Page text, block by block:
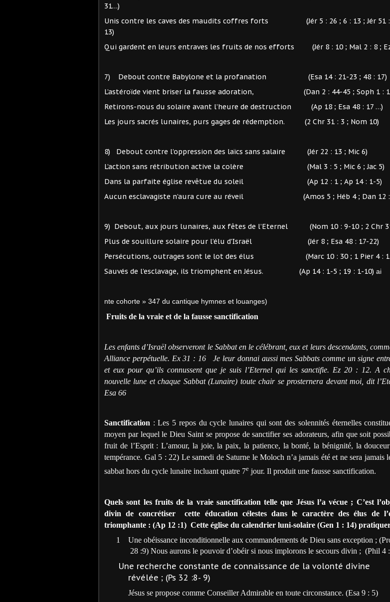
31…)
Unis contre les caves des maudits coffres forts (Jér 5 : 26 ; 6 : 13 ; Jér 51 :
13)
Qui gardent en leurs entraves les fruits de nos efforts (Jér 8 : 10 ; Mal 2 : 8 ;
7) Debout contre Babylone et la profanation (Esa 14 : 21-23 ; 48 : 17)
L’astéroïde vient briser la fausse adoration, (Dan 2 : 44-45 ; Soph 1 :
Retirons-nous du solaire avant l’heure de destruction (Ap 18 ; Esa 48 : 17 …)
Les jours sacrés lunaires, purs gages de rédemption. (2 Chr 31 : 3 ; Nom 10)
8) Debout contre l’oppression des laïcs sans salaire (Jér 22 : 13 ; Mic 6)
L’action sans rétribution active la colère (Mal 3 : 5 ; Mic 6 ; Jac 5)
Dans la parfaite église revêtue du soleil (Ap 12 : 1 ; Ap 14 : 1-5)
Aucun esclavagiste n’aura cure au réveil (Amos 5 ; Héb 4 ; Dan 12 :
9) Debout, aux jours lunaires, aux fêtes de l’Eternel (Nom 10 : 9-10 ; 2 Chr
Plus de souillure solaire pour l’élu d’Israël (Jér 8 ; Esa 48 : 17-22)
Persécutions, outrages sont le lot des élus (Marc 10 : 30 ; 1 Pier 4 :
Sauvés de l’esclavage, ils triomphent en Jésus. (Ap 14 : 1-5 ; 19 : 1-10) ai
nte cohorte » 347 du cantique hymnes et louanges)
Fruits de la vraie et de la fausse sanctification
Les enfants d’Israël observeront le Sabbat en le célébrant, eux et leurs descendants,
Alliance perpétuelle. Ex 31 : 16
Je leur donnai aussi mes Sabbats comme un signe
et eux pour qu’ils connussent que je suis l’Eternel qui les sanctifie. Ez 20 : 12. A
nouvelle lune et chaque Sabbat (Lunaire) toute chair se prosternera devant moi, dit
Esa 66
Sanctification : Les 5 repos du cycle lunaires qui sont des solennités éternelles
moyen par lequel le Dieu Saint se propose de sanctifier ses adorateurs, afin que soit
fruit de l’Esprit : L’amour, la joie, la paix, la patience, la bonté, la bénignité, la
tempérance. Gal 5 : 22) Le samedi de Saturne le Moloch n’a jamais été et ne sera jamais
sabbat hors du cycle lunaire incluant quatre 7e jour. Il produit une fausse sanctification.
Quels sont les fruits de la vraie sanctification telle que Jésus l’a vécue ; C’est
divin de concrétiser
cette éducation célestes dans le caractère des élus de
triomphante : (Ap 12 :1) Cette église du calendrier luni-solaire (Gen 1 : 14)
1
Une obéissance inconditionnelle aux commandements de Dieu sans exception ;
28 :9) Nous aurons le pouvoir d’obéir si nous implorons le secours divin ; (Phil 4
Une recherche constante de connaissance de la volonté divine
révélée ; (Ps 32 :8- 9)
Jésus se propose comme Conseiller Admirable en toute circonstance. (Esa 9 : 5)